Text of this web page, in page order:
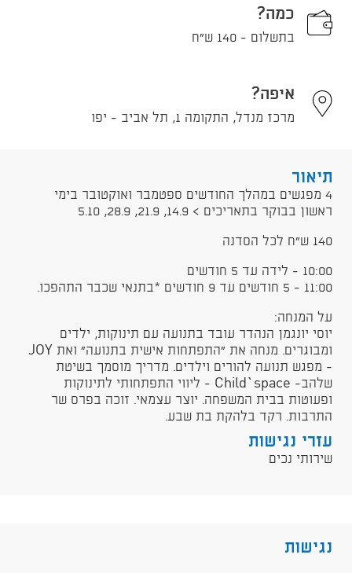
כמה?
בתשלום - 140 ש"ח
איפה?
מרכז מנדל, התקומה 1, תל אביב - יפו
תיאור
4 מפגשים במהלך החודשים ספטמבר ואוקטובר בימי
ראשון בבוקר בתאריכים > 14.9, 21.9, 28.9, 5.10
140 ש"ח לכל הסדנה
10:00 - לידה עד 5 חודשים
11:00 - 5 חודשים עד 9 חודשים *בתנאי שכבר התהפכו.
על המנחה:
יוסי יונגמן הנהדר עובד בתנועה עם תינוקות, ילדים
ומבוגרים. מנחה את "התפתחות אישית בתנועה" ואת JOY
- מפגש תנועה להורים וילדים. מדריך מוסמך בשיטת
שלהב- Child`space - ליווי התפתחותי לתינוקות
ופעוטות בבית המשפחה. יוצר עצמאי. זוכה בפרס שר
התרבות. רקד בלהקת בת שבע.
עזרי נגישות
שירותי נכים
נגישות